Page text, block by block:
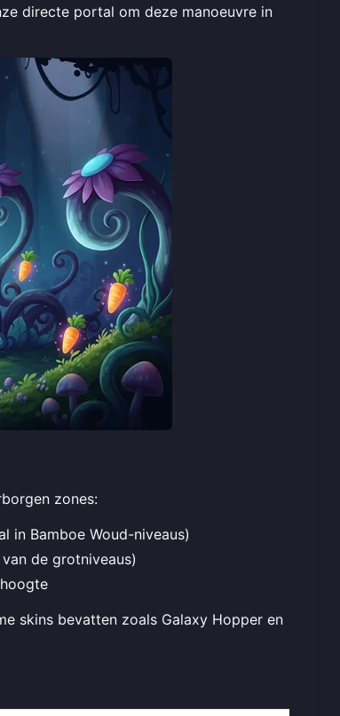
directe portal om deze manoeuvre in
zones:
in Bamboe Woud-niveaus)
de grotniveaus)
skins bevatten zoals Galaxy Hopper en